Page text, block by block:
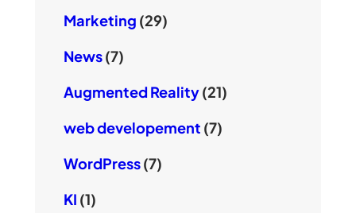
Marketing (29)
News(7)
Augmented Reality(21)
web developement (7)
WordPress(7)
KI (1)